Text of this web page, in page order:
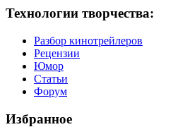
Технологии творчества:
Разбор кинотрейлеров
Рецензии
Юмор
Статьи
Форум
Избранное